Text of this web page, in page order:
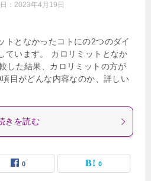
： 2023年4月19日
トとなかったコトにの2つのダイ
ています。 カロリミットとなか
した結果、カロリミットの方が
目がどんな内容なのか、詳しい
きを読む
0 0